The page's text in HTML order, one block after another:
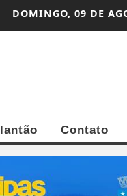
DOMINGO, 09 DE
Contato